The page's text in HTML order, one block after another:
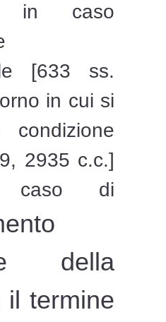
in caso
[633 ss.
in cui si
2935 c.c.]
di
della
il termine